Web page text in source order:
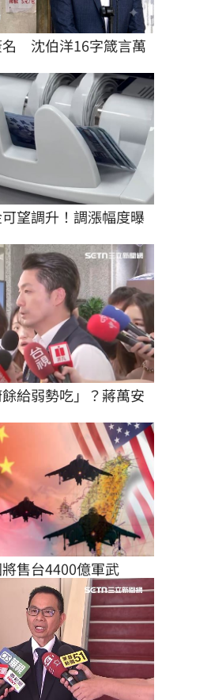
　沈伯洋16字箴言萬
望調升！調漲幅度曝
給弱勢吃」？蔣萬安
售台4400億軍武